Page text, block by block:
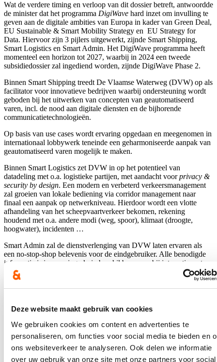
Deze website maakt gebruik van cookies
We gebruiken cookies om content en advertenties te
personaliseren, om functies voor social media te bieden en
ons websiteverkeer te analyseren. Ook delen we informatie
over uw gebruik van onze site met onze partners voor social
Wat de verdere timing en verloop van dit dossier betreft, antwoordde
de minister dat het programma DigiWave hard inzet om invulling te
geven aan de digitale ambities van Europa in kader van Green Deal,
EU Sustainable & Smart Mobility Strategy en EU Strategy for
Data. Hiervoor zijn 3 pijlers uitgewerkt, zijnde Smart Shipping,
Smart Logistics en Smart Admin. Het DigiWave programma heeft
momenteel een horizon tot 2027, waarbij in 2024 een tweede
subsidiedossier zal ingediend worden, zijnde DigiWave Phase 2.
Binnen Smart Shipping treedt De Vlaamse Waterweg (DVW) op als
facilitator voor innovatieve bedrijven waarbij ondersteuning wordt
geboden bij het uitwerken van concepten van geautomatiseerd
varen, incl. de nood aan digitale diensten en de bijhorende
communicatietechnologieën.
Op basis van use cases wordt ervaring opgedaan en meegenomen in
internationaal lobbywerk teneinde een geharmoniseerde aanpak van
geautomatiseerd varen mogelijk te maken.
Binnen Smart Logistics zet DVW in op het potentieel van
datadeling met o.a. logistieke partijen, met aandacht voor privacy &
security by design. Een modern en verbeterd verkeersmanagement
zal groeien van lokale bediening via corridor management naar
finaal een aanpak op netwerkniveau. Hierdoor wordt een vlotte
afhandeling van het scheepvaartverkeer bekomen, rekening
houdend met o.a. andere modi (weg, spoor), klimaat (droogte,
hoogwater), incidenten …
Smart Admin zal de dienstverlenging van DVW laten ervaren als
een no-stop-shop belevenis voor de eindgebruiker. Alle benodigde
informatie is in een vingerknip beschikbaar waarbij interactie met
DVW zo laagdrempelig mogelijk wordt gemaakt. Nauwe
samenwerking met de gewesten tilt bovendien het niveau van RIS
tot een nationaal niveau door het gemeenschappelijk gebruik van
Om de hoogste graad van digitale maturiteit te bekomen binnen
bovenstaande pijlers, resp. autonoom varen, synchromodaal
transport en no-stop-shop, worden nieuwe technologieën, concepten
en ideeën onderzocht, waar bij de implementatie ervan de nodige
aandacht wordt gespendeerd aan cybersecurity en -resilience, het
wetgevend kader, stakeholder betrokkenheid en datakwaliteit.